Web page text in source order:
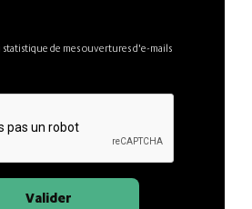
statistique de mes ouvertures d'e-mails
Valider